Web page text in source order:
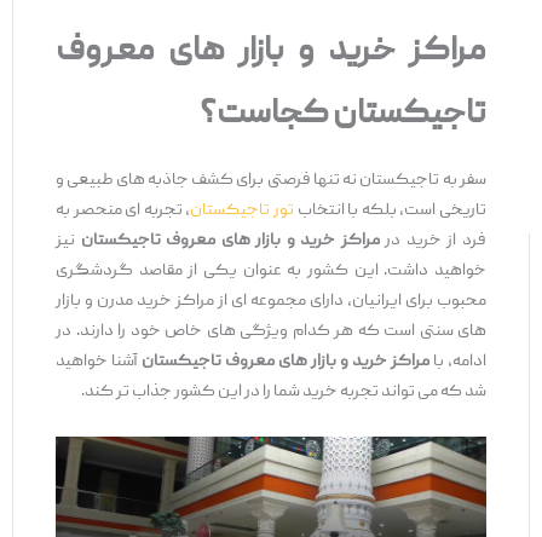
مراکز خرید و بازار های معروف
تاجیکستان کجاست؟
سفر به تاجیکستان نه تنها فرصتی برای کشف جاذبه ‌های طبیعی و
تاریخی است، بلکه با انتخابتور تاجیکستان، تجربه ‌ای منحصر به
‌فرد از خرید درمراکز خرید و بازار های معروف تاجیکستاننیز
خواهید داشت. این کشور به عنوان یکی از مقاصد گردشگری
محبوب برای ایرانیان، دارای مجموعه‌ ای از مراکز خرید مدرن و بازار
های سنتی است که هر کدام ویژگی‌ های خاص خود را دارند. در
ادامه، با مراکز خرید و بازار های معروف تاجیکستانآشنا خواهید
شد که می ‌تواند تجربه خرید شما را در این کشور جذاب‌ تر کند.